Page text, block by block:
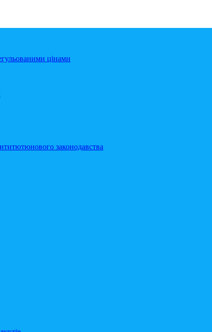
цінами
законодавства